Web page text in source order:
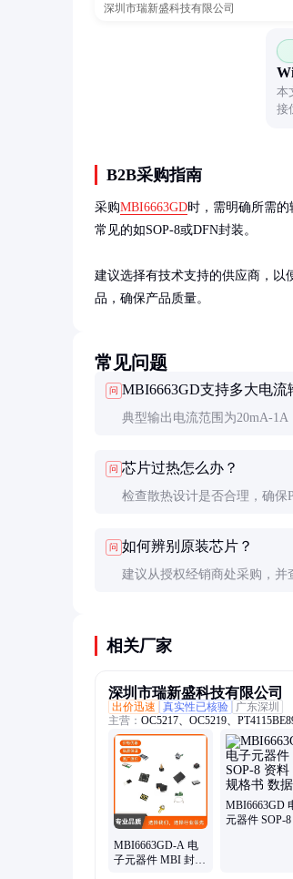
深圳市瑞新盛科技有限公司
本
接
B2B采购指南
采购MBI6663GD时，需明确所需
常见的如SOP-8或DFN封装。
建议选择有技术支持的供应商，以
品，确保产品质量。
常见问题
问 MBI6663GD支持多大电流
典型输出电流范围为20mA-1A
问 芯片过热怎么办？
检查散热设计是否合理，确保
问 如何辨别原装芯片？
建议从授权经销商处采购，并
相关厂家
深圳市瑞新盛科技有限公司
出价迅速
真实性已核验
广东深圳
主营： OC5217、OC5219、
PT4211、PT4119E89E、PT4121、
OC5265B、OC7140、OC5820、
OC5021B、MBI6656GSB、
IW3605-02C、IW1602-00B、
SD8666QSTR、SD4943TR
MBI6663GD-A 电
子元器件 MBI 封装
MBI6663GD
元器件 SOP-